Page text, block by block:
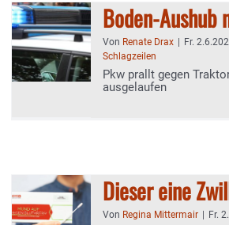
Boden-Aushub
Von Renate Drax Fr.
Schlagzeilen
Pkw prallt gegen
ausgelaufen
Dieser eine
Von Regina Mittermair Fr.